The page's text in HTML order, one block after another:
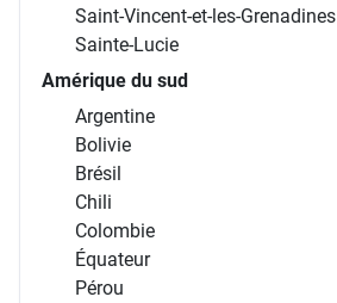
Saint-Vincent-et-les-Grenadines
Sainte-Lucie
Amérique du sud
Argentine
Bolivie
Brésil
Chili
Colombie
Équateur
Pérou